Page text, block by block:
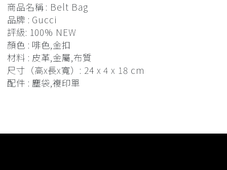
商品名稱 : Belt Bag
品牌 : Gucci
評級: 100% NEW
顏色 : 啡色,金扣
材料 : 皮革,金屬,布質
尺寸（高x長x寬）: 24 x 4 x 18 cm
配件 : 塵袋,複印單